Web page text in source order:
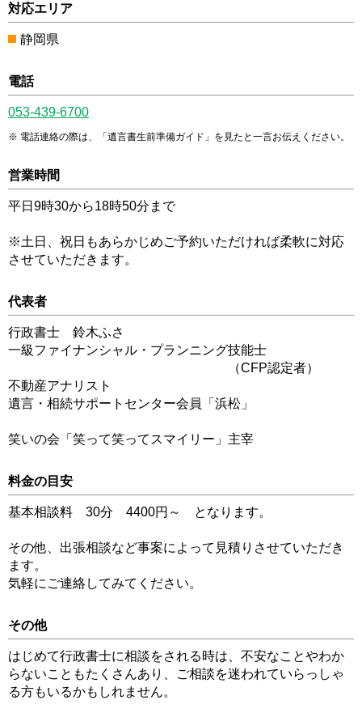
対応エリア
静岡県
電話
053-439-6700
電話連絡の際は、「遺言書生前準備ガイド」を見たと一言お伝えください。
営業時間
平日9時30から18時50分まで
※土日、祝日もあらかじめご予約いただければ柔軟に対応
させていただきます。
代表者
行政書士 鈴木ふさ
一級ファイナンシャル・プランニング技能士
（CFP認定者）
不動産アナリスト
遺言・相続サポートセンター会員「浜松」
笑いの会「笑って笑ってスマイリー」主宰
料金の目安
基本相談料 30分 4400円～ となります。
その他、出張相談など事案によって見積りさせていただき
ます。
気軽にご連絡してみてください。
その他
はじめて行政書士に相談をされる時は、不安なことやわか
らないこともたくさんあり、ご相談を迷われていらっしゃ
る方もいるかもしれません。